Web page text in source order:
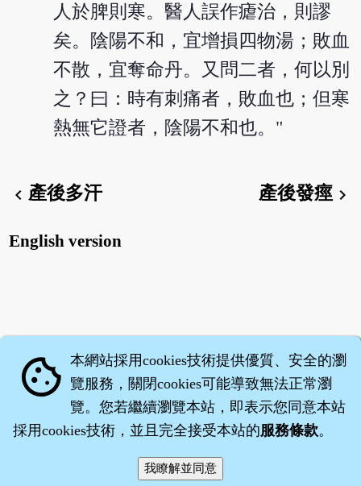
人於脾則寒。醫人誤作瘧治，則謬
矣。陰陽不和，宜增損四物湯；敗血
不散，宜奪命丹。又問二者，何以別
之？曰：時有刺痛者，敗血也；但寒
熱無它證者，陰陽不和也。"
chevron_left產後多汗 產後發痙chevron_right
English version
‧沈藥子©2008～2026
cookie 本網站採用cookies技術提供優質、安全的瀏
覽服務，關閉cookies可能導致無法正常瀏
覽。您若繼續瀏覽本站，即表示您同意本站
採用cookies技術，並且完全接受本站的服務條款。